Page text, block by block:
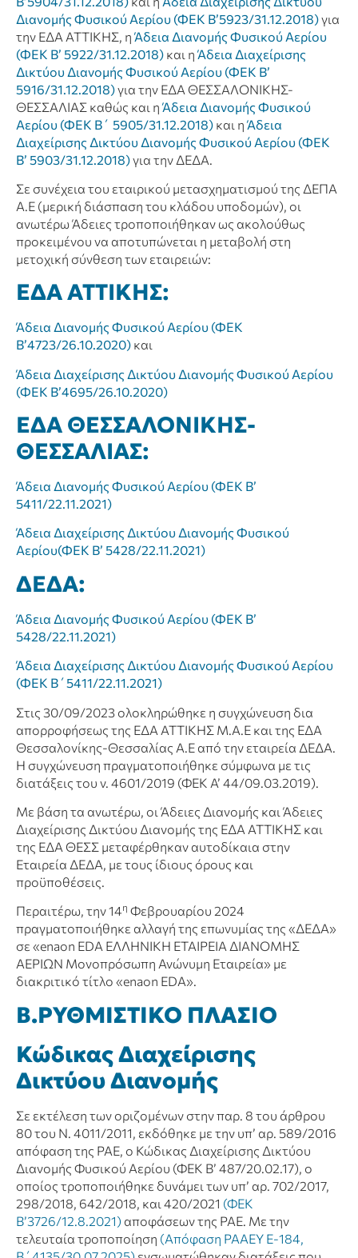
Διανομής Φυσικού Αερίου (ΦΕΚ Β’5923/31.12.2018)για
την ΕΔΑ ΑΤΤΙΚΗΣ, ηΆδεια Διανομής Φυσικού Αερίου
(ΦΕΚ Β’ 5922/31.12.2018) και ηΆδεια Διαχείρισης
Δικτύου Διανομής Φυσικού Αερίου (ΦΕΚ Β’
5916/31.12.2018)για την ΕΔΑ ΘΕΣΣΑΛΟΝΙΚΗΣ-
ΘΕΣΣΑΛΙΑΣ καθώς και ηΆδεια Διανομής Φυσικού
Αερίου (ΦΕΚ Β΄ 5905/31.12.2018) και ηΆδεια
Διαχείρισης Δικτύου Διανομής Φυσικού Αερίου (ΦΕΚ
Β’ 5903/31.12.2018)για την ΔΕΔΑ.
Σε συνέχεια του εταιρικού μετασχηματισμού της ΔΕΠΑ
Α.Ε (μερική διάσπαση του κλάδου υποδομών), οι
ανωτέρω Άδειες τροποποιήθηκαν ως ακολούθως
προκειμένου να αποτυπώνεται η μεταβολή στη
μετοχική σύνθεση των εταιρειών:
ΕΔΑ ΑΤΤΙΚΗΣ:
Άδεια Διανομής Φυσικού Αερίου (ΦΕΚ
Β’4723/26.10.2020) και
Άδεια Διαχείρισης Δικτύου Διανομής Φυσικού Αερίου
(ΦΕΚ Β’4695/26.10.2020)
ΕΔΑ ΘΕΣΣΑΛΟΝΙΚΗΣ-
ΘΕΣΣΑΛΙΑΣ:
Άδεια Διανομής Φυσικού Αερίου (ΦΕΚ Β’
5411/22.11.2021)
Άδεια Διαχείρισης Δικτύου Διανομής Φυσικού
Αερίου(ΦΕΚ Β’ 5428/22.11.2021)
ΔΕΔΑ:
Άδεια Διανομής Φυσικού Αερίου (ΦΕΚ Β’
5428/22.11.2021)
Άδεια Διαχείρισης Δικτύου Διανομής Φυσικού Αερίου
(ΦΕΚ Β΄5411/22.11.2021)
Στις 30/09/2023 ολοκληρώθηκε η συγχώνευση δια
απορροφήσεως της ΕΔΑ ΑΤΤΙΚΗΣ Μ.Α.Ε και της ΕΔΑ
Θεσσαλονίκης-Θεσσαλίας Α.Ε από την εταιρεία ΔΕΔΑ.
Η συγχώνευση πραγματοποιήθηκε σύμφωνα με τις
διατάξεις του ν. 4601/2019 (ΦΕΚ Α’ 44/09.03.2019).
Με βάση τα ανωτέρω, οι Άδειες Διανομής και Άδειες
Διαχείρισης Δικτύου Διανομής της ΕΔΑ ΑΤΤΙΚΗΣ και
της ΕΔΑ ΘΕΣΣ μεταφέρθηκαν αυτοδίκαια στην
Εταιρεία ΔΕΔΑ, με τους ίδιους όρους και
προϋποθέσεις.
Περαιτέρω, την 14η Φεβρουαρίου 2024
πραγματοποιήθηκε αλλαγή της επωνυμίας της «ΔΕΔΑ»
σε «enaon EDA ΕΛΛΗΝΙΚΗ ΕΤΑΙΡΕΙΑ ΔΙΑΝΟΜΗΣ
ΑΕΡΙΩΝ Μονοπρόσωπη Ανώνυμη Εταιρεία» με
διακριτικό τίτλο «enaon EDA».
Β.ΡΥΘΜΙΣΤΙΚΟ ΠΛΑΣΙΟ
Κώδικας Διαχείρισης
Δικτύου Διανομής
Σε εκτέλεση των οριζομένων στην παρ. 8 του άρθρου
80 του Ν. 4011/2011, εκδόθηκε με την υπ’ αρ. 589/2016
απόφαση της ΡΑΕ, ο Κώδικας Διαχείρισης Δικτύου
Διανομής Φυσικού Αερίου (ΦΕΚ Β’ 487/20.02.17), ο
οποίος τροποποιήθηκε δυνάμει των υπ’ αρ. 702/2017,
298/2018, 642/2018, και 420/2021 (ΦΕΚ
Β’3726/12.8.2021) αποφάσεων της ΡΑΕ. Με την
τελευταία τροποποίηση (Απόφαση ΡΑΑΕΥ Ε-184,